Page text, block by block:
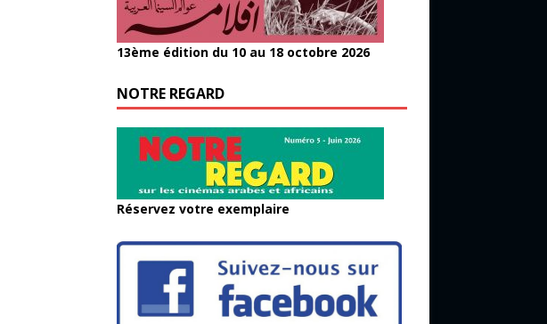
13ème édition du 10 au 18 octobre 2026
NOTRE REGARD
Réservez votre exemplaire